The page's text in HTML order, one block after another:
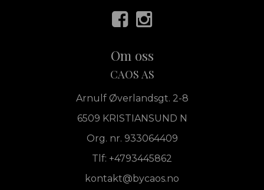
Om oss
CAOS AS
Arnulf Øverlandsgt. 2-8
6509 KRISTIANSUND N
Org. nr. 933064409
Tlf: +4793445862
kontakt@bycaos.no